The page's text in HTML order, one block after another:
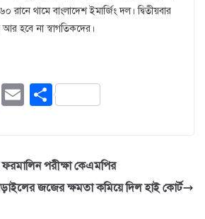
থামে বাংলাদেশ ইমার্জিং দল। দ্বিতীয়বার
হবে না স্বাগতিকদের।
W E S
e
পরীক্ষা কেএমপির
জজের ক্ষমতা কমিয়ে দিল হাই কোর্ট